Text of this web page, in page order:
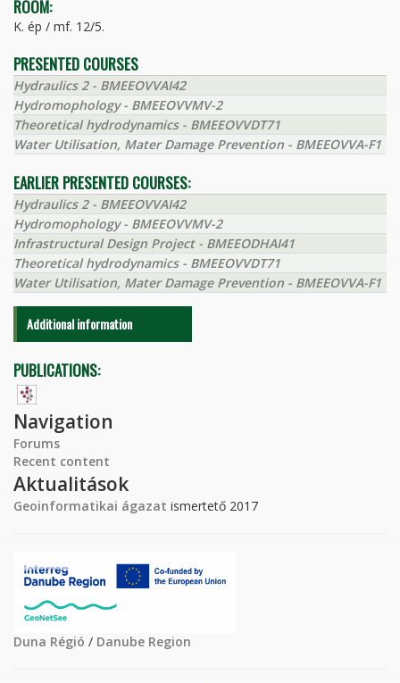
ROOM:
K. ép / mf. 12/5.
PRESENTED COURSES
Hydraulics 2 - BMEEOVVAI42
Hydromophology - BMEEOVVMV-2
Theoretical hydrodynamics - BMEEOVVDT71
Water Utilisation, Mater Damage Prevention - BMEEOVVA-F1
EARLIER PRESENTED COURSES:
Hydraulics 2 - BMEEOVVAI42
Hydromophology - BMEEOVVMV-2
Infrastructural Design Project - BMEEODHAI41
Theoretical hydrodynamics - BMEEOVVDT71
Water Utilisation, Mater Damage Prevention - BMEEOVVA-F1
Additional information
PUBLICATIONS:
Navigation
Forums
Recent content
Aktualitások
Geoinformatikai ágazat ismertető 2017
Duna Régió / Danube Region